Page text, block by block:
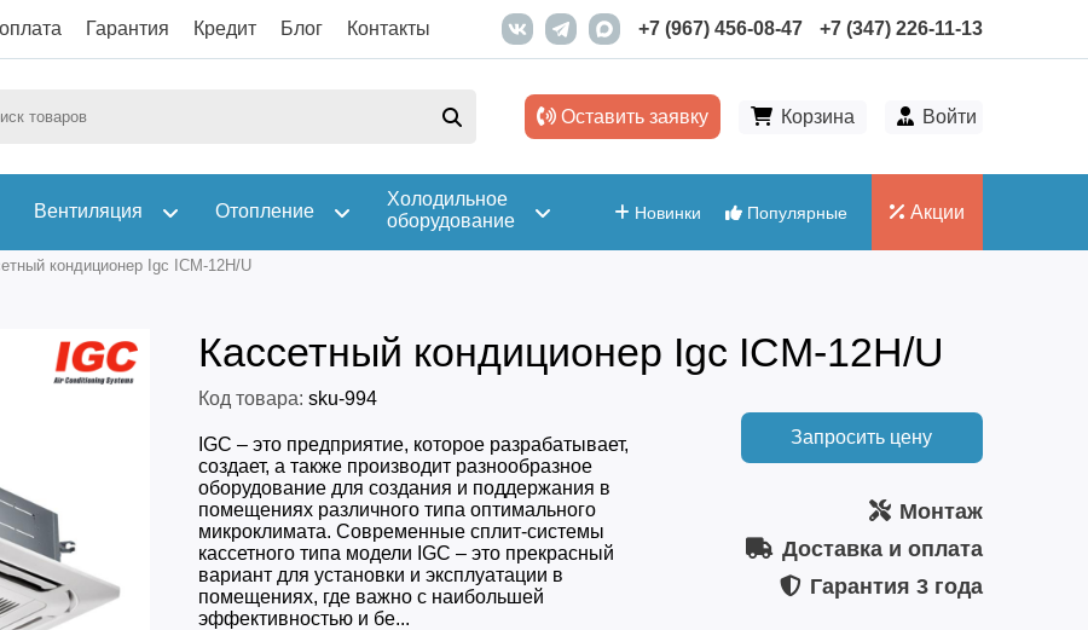
Гарантия Кредит Блог Контакты +7 (967) 456-08-47 +7 (347) 226-11-13
Оставить заявку Корзина Войти
Новинки Популярные Акции
Вентиляция Отопление
Холодильное
оборудование
кондиционер Igc ICM-12H/U
Кассетный кондиционер Igc ICM-12H/U
Код товара: sku-994
IGC – это предприятие, которое разрабатывает,
создает, а также производит разнообразное
оборудование для создания и поддержания в
помещениях различного типа оптимального
микроклимата. Современные сплит-системы
кассетного типа модели IGC – это прекрасный
вариант для установки и эксплуатации в
помещениях, где важно с наибольшей
эффективностью и бе...
Запросить цену
Монтаж
Доставка и оплата
Гарантия 3 года